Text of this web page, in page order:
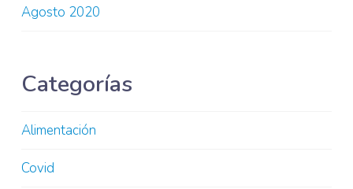
Agosto 2020
Categorías
Alimentación
Covid